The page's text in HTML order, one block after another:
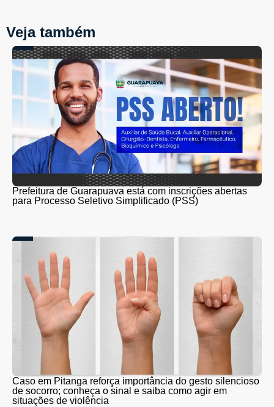
Veja também
Prefeitura de Guarapuava está com inscrições abertas
para Processo Seletivo Simplificado (PSS)
Caso em Pitanga reforça importância do gesto silencioso
de socorro; conheça o sinal e saiba como agir em
situações de violência